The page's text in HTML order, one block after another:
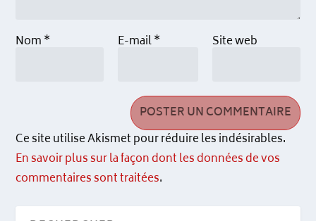
Nom* E-mail* Site web
Ce site utilise Akismet pour réduire les indésirables.
En savoir plus sur la façon dont les données de vos
commentaires sont traitées.